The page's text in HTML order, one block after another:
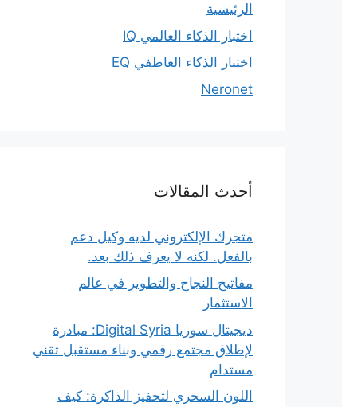
الرئيسية
اختبار الذكاء العالمي IQ
اختبار الذكاء العاطفي EQ
Neronet
أحدث المقالات
متجرك الإلكتروني لديه وكيل دعم
بالفعل. لكنه لا يعرف ذلك بعد.
مفاتيح النجاح والتطوير في عالم
الاستثمار
ديجيتال سوريا Digital Syria: مبادرة
لإطلاق مجتمع رقمي وبناء مستقبل تقني
مستدام
اللون السحري لتحفيز الذاكرة: كيف